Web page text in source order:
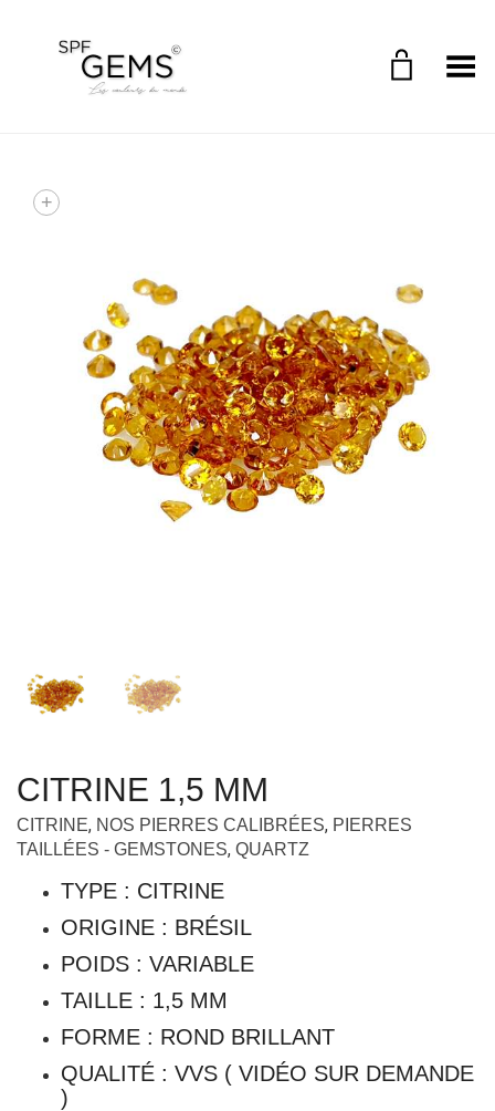
Toggle Menu
+
CITRINE 1,5 MM
CITRINE, NOS PIERRES CALIBRÉES, PIERRES
TAILLÉES - GEMSTONES, QUARTZ
TYPE : CITRINE
ORIGINE : BRÉSIL
POIDS : VARIABLE
TAILLE : 1,5 MM
FORME : ROND BRILLANT
QUALITÉ : VVS ( VIDÉO SUR DEMANDE
)